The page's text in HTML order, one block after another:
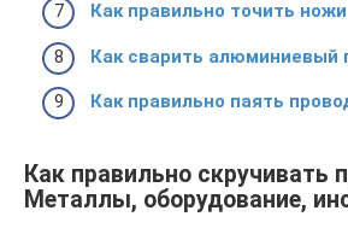
Как правильно точить ножи
Как сварить алюминиевый
Как правильно паять
Как правильно скручивать
Металлы, оборудование,